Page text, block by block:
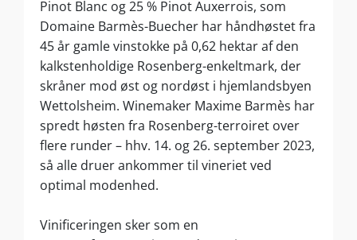
Pinot Blanc og 25 % Pinot Auxerrois, som
Domaine Barmès-Buecher har håndhøstet fra
45 år gamle vinstokke på 0,62 hektar af den
kalkstenholdige Rosenberg-enkeltmark, der
skråner mod øst og nordøst i hjemlandsbyen
Wettolsheim. Winemaker Maxime Barmès har
spredt høsten fra Rosenberg-terroiret over
flere runder – hhv. 14. og 26. september 2023,
så alle druer ankommer til vineriet ved
optimal modenhed.
Vinificeringen sker som en